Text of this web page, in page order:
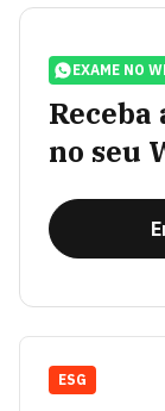
EXAME NO
Receba
no seu
ESG